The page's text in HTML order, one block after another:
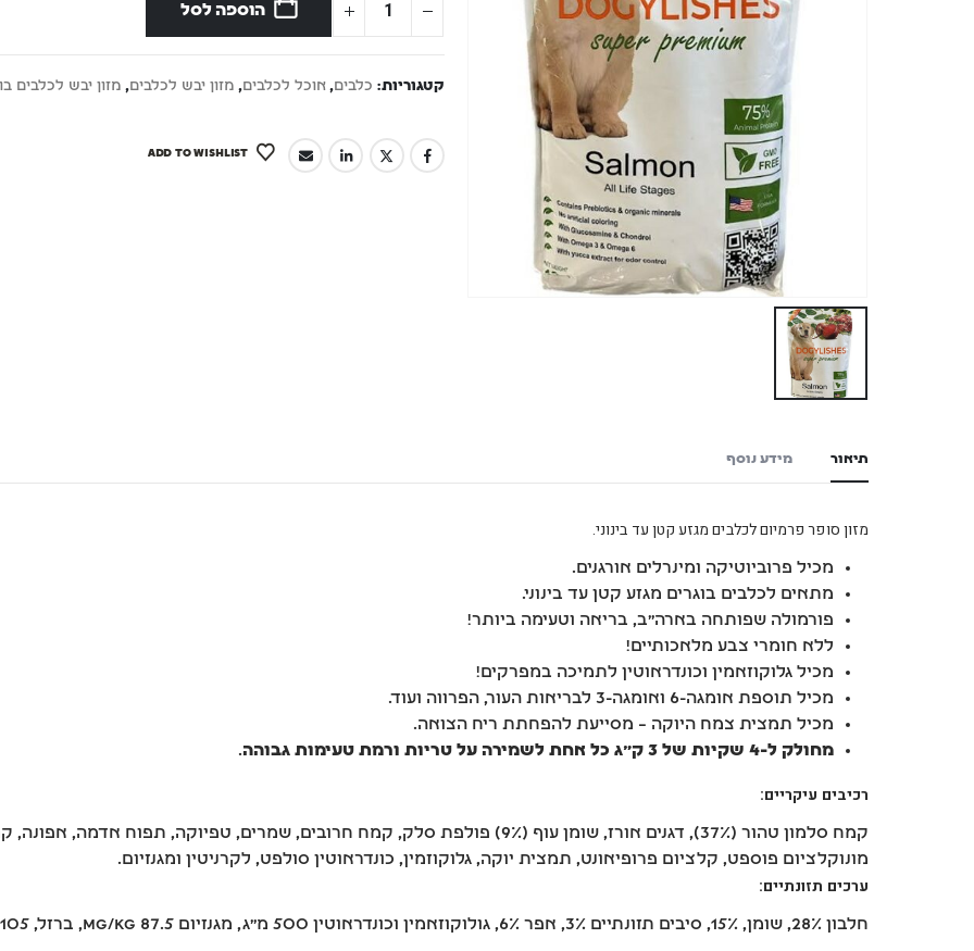
הוספה לסל
קטגוריות: כלבים, אוכל לכלבים, מזון יבש לכלבים, מזון יבש לכלבים
ADD TO WISHLIST
תיאור מידע נוסף
מזון סופר פרמיום לכלבים מגזע קטן עד בינוני.
מכיל פרוביוטיקה ומינרלים אורגנים.
מתאים לכלבים בוגרים מגזע קטן עד בינוני.
פורמולה שפותחה בארה”ב, בריאה וטעימה ביותר!
ללא חומרי צבע מלאכותיים!
מכיל גלוקוזאמין וכונדראוטין לתמיכה במפרקים!
מכיל תוספת אומגה-6 ואומגה-3 לבריאות העור, הפרווה ועוד.
מכיל תמצית צמח היוקה – מסייעת להפחתת ריח הצואה.
מחולק ל-4 שקיות של 3 ק”ג כל אחת לשמירה על טריות ורמת טעימות גבוהה
.
רכיבים עיקריים:
קמח סלמון טהור (37%), דגנים אורז, שומן עוף (9%) פולפת סלק, קמח חרובים, שמרים, טפיוקה,
מונוקלציום פוספט, קלציום פרופיאונט, תמצית יוקה, גלוקוזמין, כונדראוטין סולפט, לקרניטין ומגנזיום.
ערכים תזונתיים:
חלבון 28%, שומן, 15%, סיבים תזונתיים 3%, אפר 6%, גולוקוזאמין וכונדראוטין 500 מ”ג, מגנזיום 87.5 mg/kg, ברזל, 105 mg/kg, אבץ, 87.5 mg/kg.